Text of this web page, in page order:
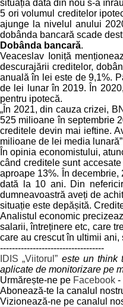
situația dată din nou s-a
5 ori volumul creditelor
ajunge la nivelul anului
dobânda bancară scade
Dobânda bancară.
Veaceslav Ioniță
descurajării creditelor,
anuală în lei este de 9,1%.
de lei lunar în 2019. În
pentru ipotecă.
„În 2021, din cauza crizei,
525 milioane în septembrie
creditele devin mai ieftine.
milioane de lei media
În opinia economistului,
când creditele sunt
aproape 13%. În
dată la 10 ani. Din
dumneavoastră aveți de
situație este depășită.
Analistul economic
salarii, întreținere etc, care
care au crescut în ultimii
-----------------------------------
IDIS „Viitorul” este un think
aplicate de monitorizare pe
Urmărește-ne pe Facebook -
Abonează-te la canalul
Vizionează-ne pe canalul